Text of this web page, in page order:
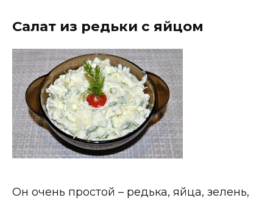
Салат из редьки с яйцом
Он очень простой – редька, яйца, зелень,